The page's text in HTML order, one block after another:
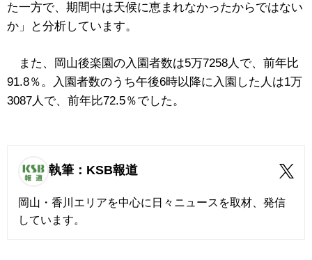
た一方で、期間中は天候に恵まれなかったからではない
か」と分析しています。
また、岡山後楽園の入園者数は5万7258人で、前年比
91.8％。入園者数のうち午後6時以降に入園した人は1万
3087人で、前年比72.5％でした。
執筆：KSB報道
岡山・香川エリアを中心に日々ニュースを取材、発信
しています。